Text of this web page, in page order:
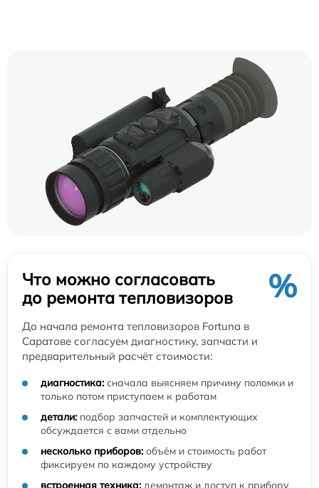
Что можно согласовать
до ремонта тепловизоров
%
До начала ремонта тепловизоров Fortuna в
Саратове согласуем диагностику, запчасти и
предварительный расчёт стоимости:
диагностика: сначала выясняем причину поломки и
только потом приступаем к работам
детали: подбор запчастей и комплектующих
обсуждается с вами отдельно
несколько приборов: объём и стоимость работ
фиксируем по каждому устройству
встроенная техника: демонтаж и доступ к прибору